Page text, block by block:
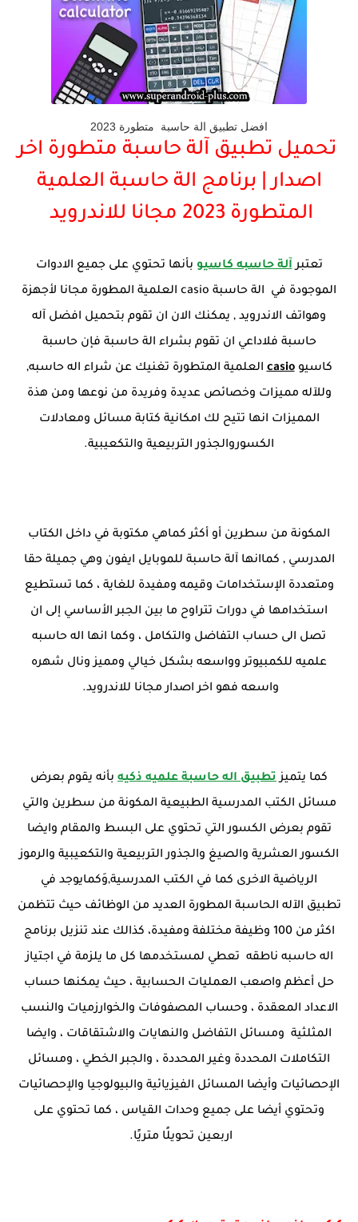
افضل تطبيق الة حاسبة متطورة 2023
تحميل تطبيق آلة حاسبة متطورة اخر
اصدار | برنامج الة حاسبة العلمية
المتطورة 2023 مجانا للاندرويد
تعتبرآلة حاسبه كاسيو بأنها تحتوي على جميع الادوات
الموجودة في الة حاسبة casio العلمية المطورة مجانا لأجهزة
وهواتف الاندرويد , يمكنك الان ان تقوم بتحميل افضل آله
حاسبة فلاداعي ان تقوم بشراء الة حاسبة فإن حاسبة
كاسيوcasioالعلمية المتطورة تغنيك عن شراء اله حاسبه,
وللآله مميزات وخصائص عديدة وفريدة من نوعها ومن هذة
المميزات انها تتيح لك امكانية كتابة مسائل ومعادلات
الكسوروالجذور التربيعية والتكعيبية.
المكونة من سطرين أو أكثر كماهي مكتوبة في داخل الكتاب
المدرسي , كماانها آلة حاسبة للموبايل ايفون وهي جميلة حقا
ومتعددة الإستخدامات وقيمه ومفيدة للغاية ، كما تستطيع
استخدامها في دورات تتراوح ما بين الجبر الأساسي إلى ان
تصل الى حساب التفاضل والتكامل ، وكما انها اله حاسبه
علميه للكمبيوتر وواسعه بشكل خيالي ومميز ونال شهره
واسعه فهو اخر اصدار مجانا للاندرويد.
كما يتميزتطبيق اله حاسبة علميه ذكيه بأنه يقوم بعرض
مسائل الكتب المدرسية الطبيعية المكونة من سطرين والتي
تقوم بعرض الكسور التي تحتوي على البسط والمقام وايضا
الكسور العشرية والصيغ والجذور التربيعية والتكعيبية والرموز
الرياضية الاخرى كما في الكتب المدرسية,وَكمايوجد في
تطبيق الآله الحاسبة المطورة العديد من الوظائف حيث تتظمن
اكثر من 100 وظيفة مختلفة ومفيدة، كذالك عند تنزيل برنامج
اله حاسبه ناطقه تعطي لمستخدمها كل ما يلزمة في اجتياز
حل أعظم واصعب العمليات الحسابية ، حيث يمكنها حساب
الاعداد المعقدة ، وحساب المصفوفات والخوارزميات والنسب
المثلثية ومسائل التفاضل والنهايات والاشتقاقات ، وايضا
التكاملات المحددة وغير المحددة ، والجبر الخطي ، ومسائل
الإحصائيات وأيضا المسائل الفيزيائية والبيولوجيا والإحصائيات
وتحتوي أيضا على جميع وحدات القياس ، كما تحتوي على
اربعين تحويلًا متريًا.